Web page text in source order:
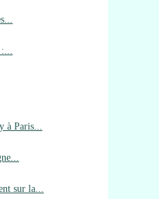
à Paris...
sur la...